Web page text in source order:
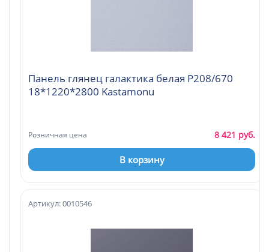
Панель глянец галактика белая Р208/670
18*1220*2800 Kastamonu
Розничная цена 8 421 руб.
В корзину
Артикул: 0010546